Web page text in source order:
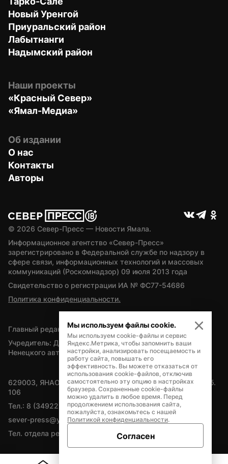
Новый Уренгой
Приуральский район
Лабытнанги
Надымский район
Наши проекты
«Красный Север»
«Ямал-Медиа»
Об издании
О нас
Контакты
Авторы
© 2026 Север-Пресс — Новости Ямала.
Информационное агентство «Север-Пресс»
зарегистрировано в Федеральной службе по надзору в
сфере связи, информационных технологий и массовых
коммуникаций (Роскомнадзор) 09 июля 2013 года
Свидетельство о регистрации ИА № ФС77-54686
Политика конфиденциальности.
Главный редактор — А.Л. Поздеев
Учредитель: Департамент внутренней политики Ямало-
Ненецкого автономного округа
629003, ЯНАО, Салехард, мкр. Богдана Кнунянца, д.1, каб.
106
Тел.: 8 (34922) 71262
sever-press@yamal-media.ru
Тел. отдела рекламы: 8 (34922) 42728
Мы используем файлы cookie.
Мы используем cookie-файлы и сервис
Яндекс.Метрика, чтобы запомнить ваши
настройки, анализировать посещаемость и
работу сайта, повышать его
эффективность. Вы можете отказаться от
использования cookie-файлов, отключив
самостоятельно эту опцию в настройках
браузера. Сохраненные cookie-файлы
можно удалить в любое время. Перед
продолжением использования сайта,
пожалуйста, ознакомьтесь с нашей
Политикой конфиденциальности.
Согласен